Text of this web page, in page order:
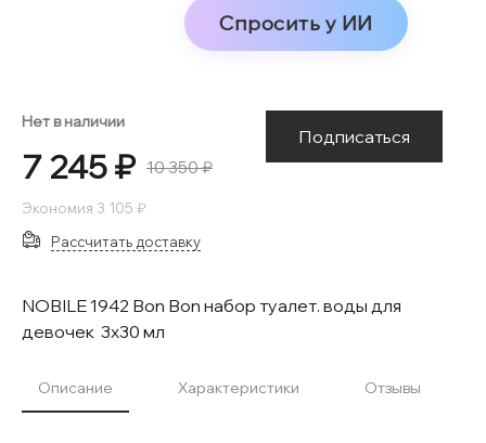
Спросить у ИИ
Нет в наличии
7 245 ₽ 10 350 ₽
Экономия 3 105 ₽
Подписаться
Рассчитать доставку
NOBILE 1942 Bon Bon набор туалет. воды для
девочек 3х30 мл
Описание Характеристики Отзывы